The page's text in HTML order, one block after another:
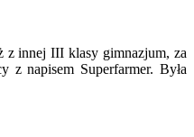
z innej III klasy gimnazjum, za
z napisem Superfarmer. Była